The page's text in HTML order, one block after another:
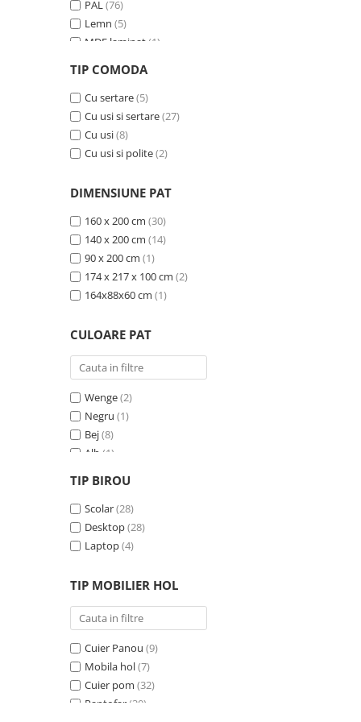
PAL(76)
Lemn (5)
MDF laminat (1)
MDF furniruit
Ceramica(15)
TIP COMODA
Cu sertare(5)
Cu usi si sertare(27)
Cu usi(8)
Cu usi si polite(2)
DIMENSIUNE PAT
160 x 200 cm (30)
140 x 200 cm (14)
90 x 200 cm (1)
174 x 217 x 100 cm (2)
164x88x60 cm (1)
CULOARE PAT
Wenge(2)
Negru (1)
Bej(8)
Alb (1)
Negru - Cires
Crem (7)
Albastru(1)
Pin(1)
TIP BIROU
Scolar(28)
Desktop(28)
Laptop(4)
TIP MOBILIER HOL
Cuier Panou (9)
Mobila hol(7)
Cuier pom (32)
Pantofar (30)